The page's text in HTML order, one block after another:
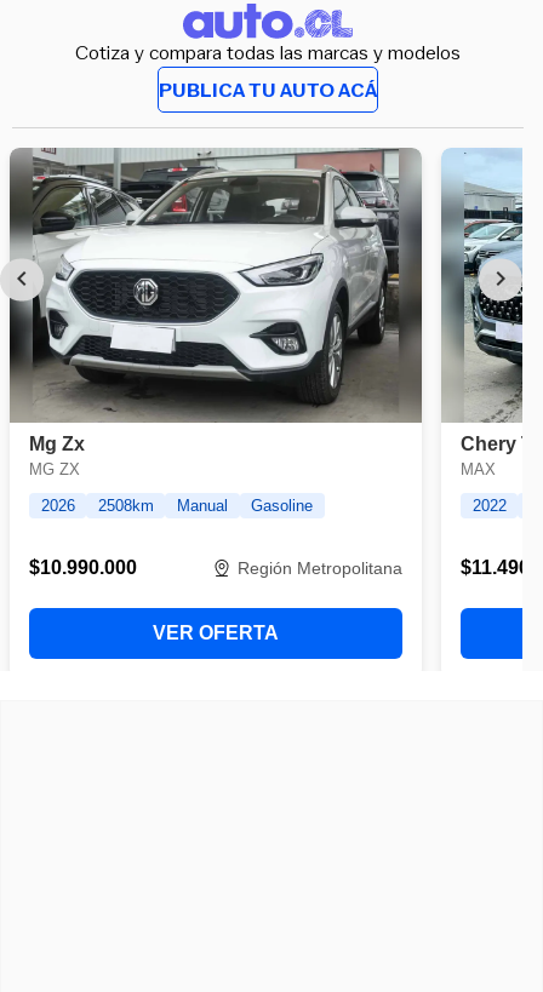
Cotiza y compara todas las marcas y modelos
PUBLICA TU AUTO ACÁ